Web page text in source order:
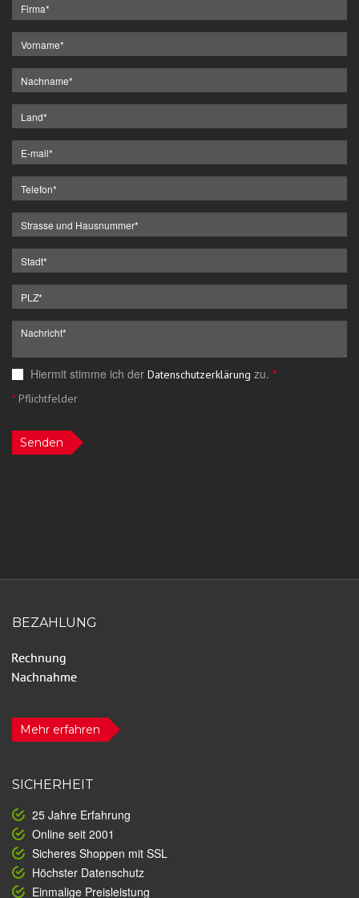
Hiermit stimme ich der Datenschutzerklärung zu. *
*Pflichtfelder
Senden
BEZAHLUNG
Mehr erfahren
SICHERHEIT
25 Jahre Erfahrung
Online seit 2001
Sicheres Shoppen mit SSL
Höchster Datenschutz
Einmalige Preisleistung